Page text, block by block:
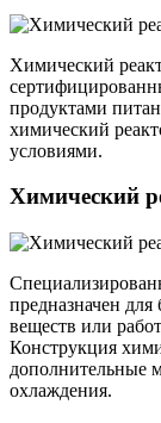
Химический
продуктами
химический
условиями.
Химический
предназначен для
веществ или
Конструкция
дополнительные
охлаждения.